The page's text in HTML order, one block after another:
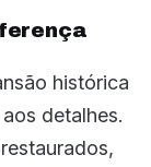
histórica
detalhes.